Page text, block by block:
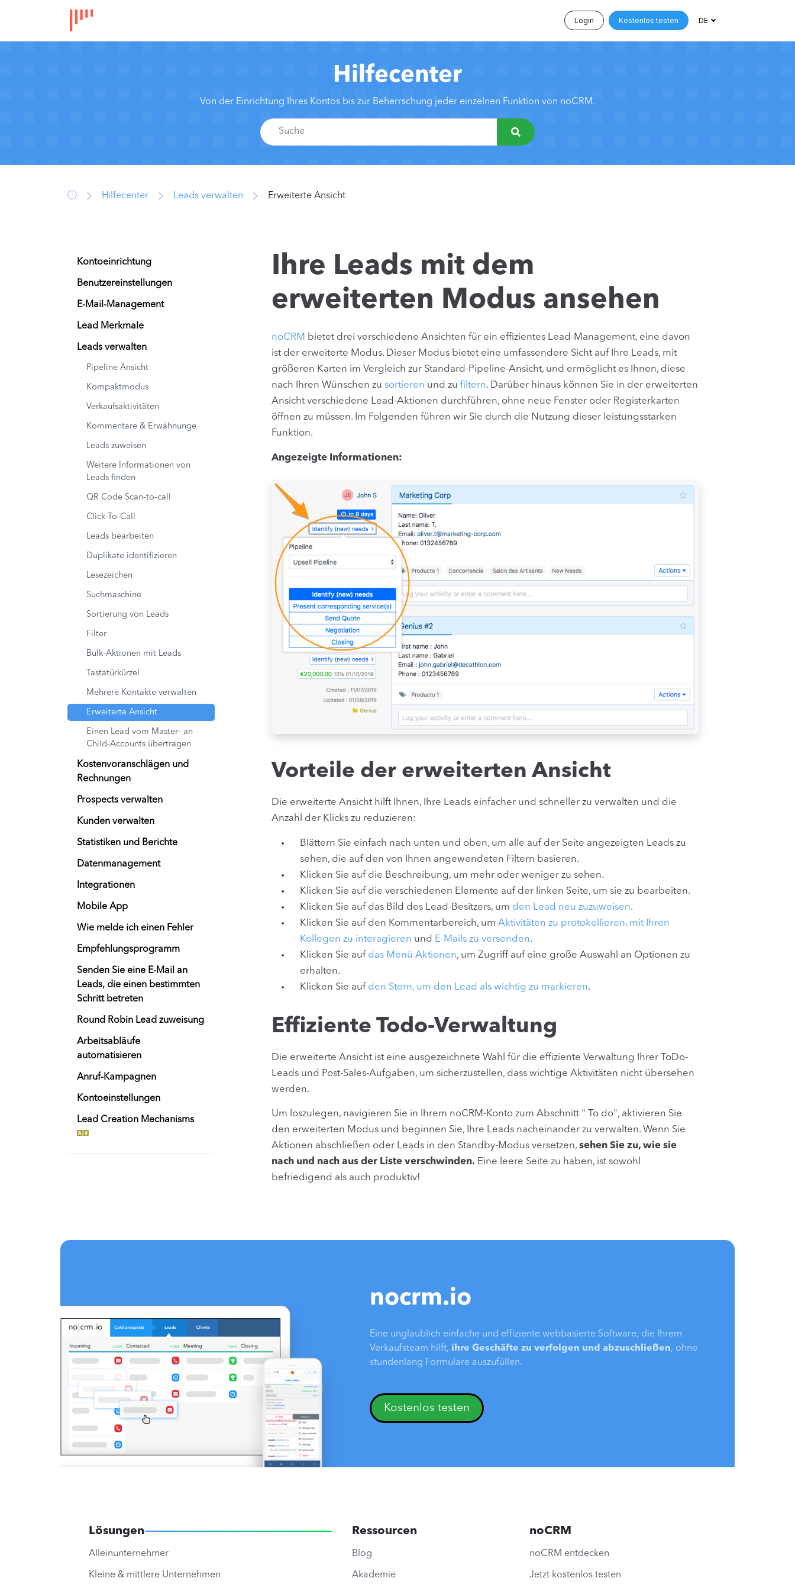
Login Kostenlos testen DE
Hilfecenter
Von der Einrichtung Ihres Kontos bis zur Beherrschung jeder einzelnen Funktion von noCRM.
Hilfecenter Leads verwalten Erweiterte Ansicht
Kontoeinrichtung
Benutzereinstellungen
E-Mail-Management
Lead Merkmale
Leads verwalten
Pipeline Ansicht
Kompaktmodus
Verkaufsaktivitäten
Kommentare & Erwähnunge
Leads zuweisen
Weitere Informationen von
Leads finden
QR Code Scan-to-call
Click-To-Call
Leads bearbeiten
Duplikate identifizieren
Lesezeichen
Suchmaschine
Sortierung von Leads
Filter
Bulk-Aktionen mit Leads
Tastatürkürzel
Mehrere Kontakte verwalten
Erweiterte Ansicht
Einen Lead vom Master- an
Child-Accounts übertragen
Kostenvoranschlägen und
Rechnungen
Prospects verwalten
Kunden verwalten
Statistiken und Berichte
Datenmanagement
Integrationen
Mobile App
Wie melde ich einen Fehler
Empfehlungsprogramm
Senden Sie eine E-Mail an
Leads, die einen bestimmten
Schritt betreten
Round Robin Lead zuweisung
Arbeitsabläufe
automatisieren
Anruf-Kampagnen
Kontoeinstellungen
Lead Creation Mechanisms
Ihre Leads mit dem
erweiterten Modus ansehen
noCRM bietet drei verschiedene Ansichten für ein effizientes Lead-Management, eine davon
ist der erweiterte Modus. Dieser Modus bietet eine umfassendere Sicht auf Ihre Leads, mit
größeren Karten im Vergleich zur Standard-Pipeline-Ansicht, und ermöglicht es Ihnen, diese
nach Ihren Wünschen zu sortieren und zu filtern. Darüber hinaus können Sie in der erweiterten
Ansicht verschiedene Lead-Aktionen durchführen, ohne neue Fenster oder Registerkarten
öffnen zu müssen. Im Folgenden führen wir Sie durch die Nutzung dieser leistungsstarken
Funktion.
Angezeigte Informationen:
Vorteile der erweiterten Ansicht
Die erweiterte Ansicht hilft Ihnen, Ihre Leads einfacher und schneller zu verwalten und die
Anzahl der Klicks zu reduzieren:
Blättern Sie einfach nach unten und oben, um alle auf der Seite angezeigten Leads zu
sehen, die auf den von Ihnen angewendeten Filtern basieren.
Klicken Sie auf die Beschreibung, um mehr oder weniger zu sehen.
Klicken Sie auf die verschiedenen Elemente auf der linken Seite, um sie zu bearbeiten.
Klicken Sie auf das Bild des Lead-Besitzers, um den Lead neu zuzuweisen.
Klicken Sie auf den Kommentarbereich, um Aktivitäten zu protokollieren, mit Ihren
Kollegen zu interagieren und E-Mails zu versenden.
Klicken Sie auf das Menü Aktionen, um Zugriff auf eine große Auswahl an Optionen zu
erhalten.
Klicken Sie auf den Stern, um den Lead als wichtig zu markieren.
Effiziente Todo-Verwaltung
Die erweiterte Ansicht ist eine ausgezeichnete Wahl für die effiziente Verwaltung Ihrer ToDo-
Leads und Post-Sales-Aufgaben, um sicherzustellen, dass wichtige Aktivitäten nicht übersehen
werden.
Um loszulegen, navigieren Sie in Ihrem noCRM-Konto zum Abschnitt " To do", aktivieren Sie
den erweiterten Modus und beginnen Sie, Ihre Leads nacheinander zu verwalten. Wenn Sie
Aktionen abschließen oder Leads in den Standby-Modus versetzen, sehen Sie zu, wie sie
nach und nach aus der Liste verschwinden. Eine leere Seite zu haben, ist sowohl
befriedigend als auch produktiv!
nocrm.io
Eine unglaublich einfache und effiziente webbasierte Software, die Ihrem
Verkaufsteam hilft, ihre Geschäfte zu verfolgen und abzuschließen, ohne
stundenlang Formulare auszufüllen.
Kostenlos testen
Lösungen
Alleinunternehmer
Kleine & mittlere Unternehmen
Ressourcen
Blog
Akademie
noCRM
noCRM entdecken
Jetzt kostenlos testen